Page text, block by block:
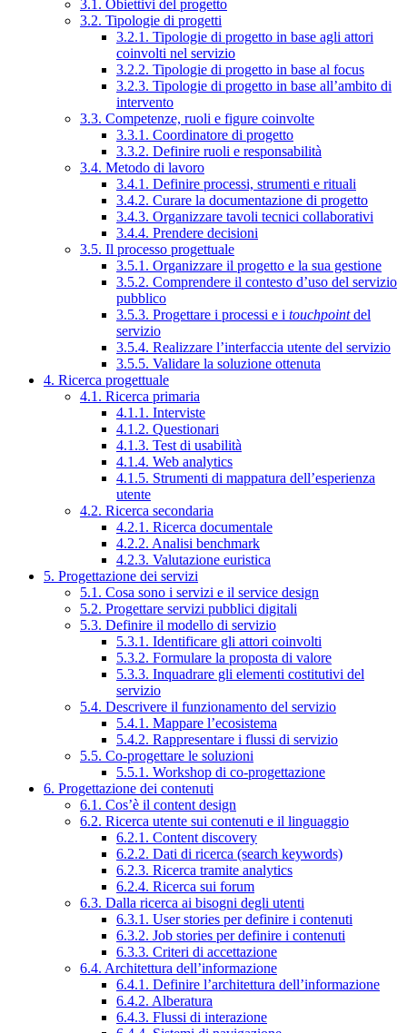
3.1. Obiettivi del progetto
3.2. Tipologie di progetti
3.2.1. Tipologie di progetto in base agli attori
coinvolti nel servizio
3.2.2. Tipologie di progetto in base al focus
3.2.3. Tipologie di progetto in base all’ambito di
intervento
3.3. Competenze, ruoli e figure coinvolte
3.3.1. Coordinatore di progetto
3.3.2. Definire ruoli e responsabilità
3.4. Metodo di lavoro
3.4.1. Definire processi, strumenti e rituali
3.4.2. Curare la documentazione di progetto
3.4.3. Organizzare tavoli tecnici collaborativi
3.4.4. Prendere decisioni
3.5. Il processo progettuale
3.5.1. Organizzare il progetto e la sua gestione
3.5.2. Comprendere il contesto d’uso del servizio
pubblico
3.5.3. Progettare i processi e i touchpointdel
servizio
3.5.4. Realizzare l’interfaccia utente del servizio
3.5.5. Validare la soluzione ottenuta
4. Ricerca progettuale
4.1. Ricerca primaria
4.1.1. Interviste
4.1.2. Questionari
4.1.3. Test di usabilità
4.1.4. Web analytics
4.1.5. Strumenti di mappatura dell’esperienza
utente
4.2. Ricerca secondaria
4.2.1. Ricerca documentale
4.2.2. Analisi benchmark
4.2.3. Valutazione euristica
5. Progettazione dei servizi
5.1. Cosa sono i servizi e il service design
5.2. Progettare servizi pubblici digitali
5.3. Definire il modello di servizio
5.3.1. Identificare gli attori coinvolti
5.3.2. Formulare la proposta di valore
5.3.3. Inquadrare gli elementi costitutivi del
servizio
5.4. Descrivere il funzionamento del servizio
5.4.1. Mappare l’ecosistema
5.4.2. Rappresentare i flussi di servizio
5.5. Co-progettare le soluzioni
5.5.1. Workshop di co-progettazione
6. Progettazione dei contenuti
6.1. Cos’è il content design
6.2. Ricerca utente sui contenuti e il linguaggio
6.2.1. Content discovery
6.2.2. Dati di ricerca (search keywords)
6.2.3. Ricerca tramite analytics
6.2.4. Ricerca sui forum
6.3. Dalla ricerca ai bisogni degli utenti
6.3.1. User stories per definire i contenuti
6.3.2. Job stories per definire i contenuti
6.3.3. Criteri di accettazione
6.4. Architettura dell’informazione
6.4.1. Definire l’architettura dell’informazione
6.4.2. Alberatura
6.4.3. Flussi di interazione